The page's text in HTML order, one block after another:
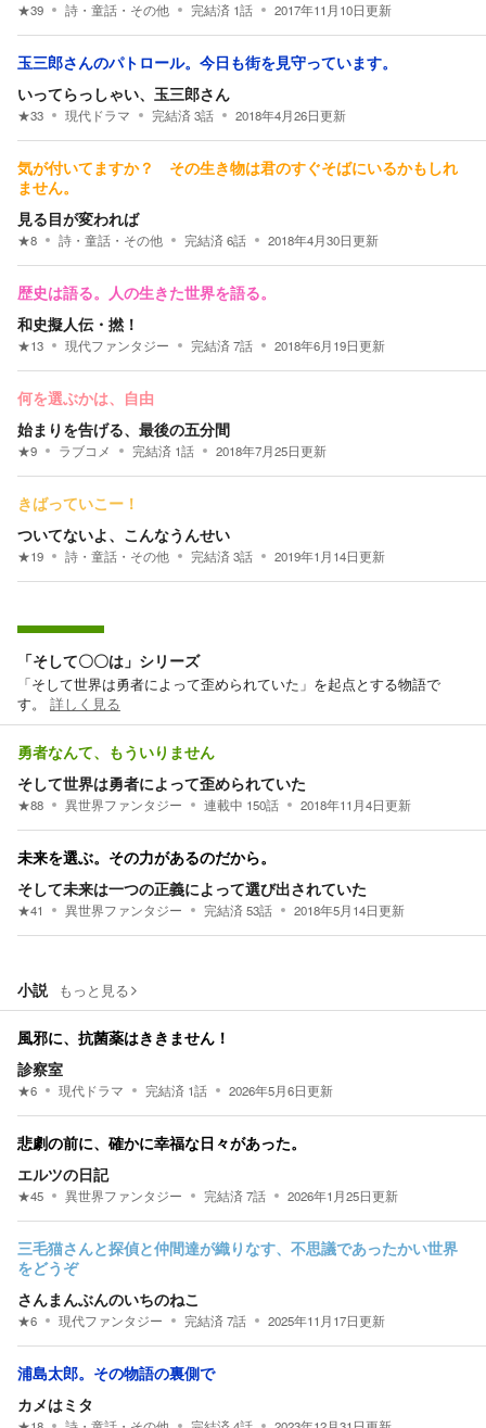
★39 詩・童話・その他 完結済 1話 2017年11月10日更新
玉三郎さんのパトロール。今日も街を見守っています。
いってらっしゃい、玉三郎さん
★33 現代ドラマ 完結済3話 2018年4月26日更新
気が付いてますか？ その生き物は君のすぐそばにいるかもしれ
ません。
見る目が変われば
★8 詩・童話・その他 完結済6話 2018年4月30日更新
歴史は語る。人の生きた世界を語る。
和史擬人伝・撚！
★13 現代ファンタジー 完結済7話 2018年6月19日更新
何を選ぶかは、自由
始まりを告げる、最後の五分間
★9 ラブコメ 完結済 1話 2018年7月25日更新
きばっていこー！
ついてないよ、こんなうんせい
★19 詩・童話・その他 完結済3話 2019年1月14日更新
「そして〇〇は」シリーズ
「そして世界は勇者によって歪められていた」を起点とする物語で
す。
詳しく見る
勇者なんて、もういりません
そして世界は勇者によって歪められていた
★88 異世界ファンタジー 連載中 150話 2018年11月4日更新
未来を選ぶ。その力があるのだから。
そして未来は一つの正義によって選び出されていた
★41 異世界ファンタジー 完結済53話 2018年5月14日更新
小説 もっと見る
風邪に、抗菌薬はききません！
診察室
★6 現代ドラマ 完結済 1話 2026年5月6日更新
悲劇の前に、確かに幸福な日々があった。
エルツの日記
★45 異世界ファンタジー 完結済7話 2026年1月25日更新
三毛猫さんと探偵と仲間達が織りなす、不思議であったかい世界
をどうぞ
さんまんぶんのいちのねこ
★6 現代ファンタジー 完結済7話 2025年11月17日更新
浦島太郎。その物語の裏側で
カメはミタ